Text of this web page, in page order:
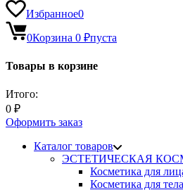
Избранное0
0Корзина 0 ₽пуста
Товары в корзине
Итого:
0 ₽
Оформить заказ
Каталог товаров
ЭСТЕТИЧЕСКАЯ
Косметика для
Косметика для тела